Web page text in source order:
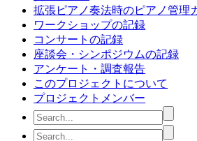
拡張ピアノ奏法時のピアノ管理
ワークショップの記録
コンサートの記録
座談会・シンポジウムの記録
アンケート・調査報告
このプロジェクトについて
プロジェクトメンバー